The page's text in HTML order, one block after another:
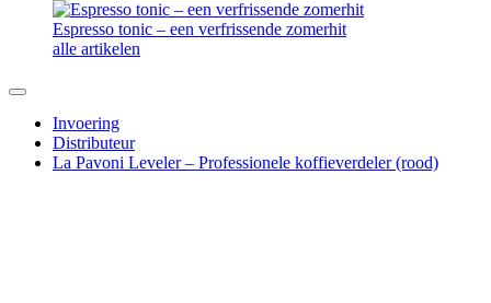
Espresso tonic – een verfrissende zomerhit
alle artikelen
Invoering
Distributeur
La Pavoni Leveler – Professionele koffieverdeler (rood)